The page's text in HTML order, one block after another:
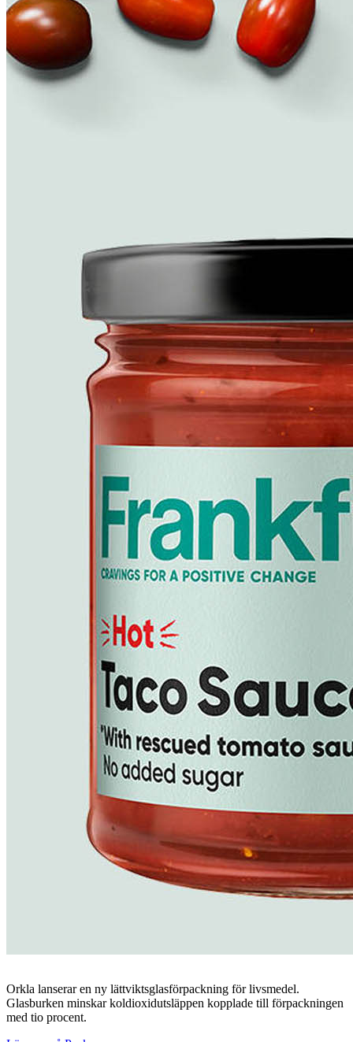
Orkla lanserar en ny lättviktsglasförpackning för livsmedel.
Glasburken minskar koldioxidutsläppen kopplade till förpackningen
med tio procent.